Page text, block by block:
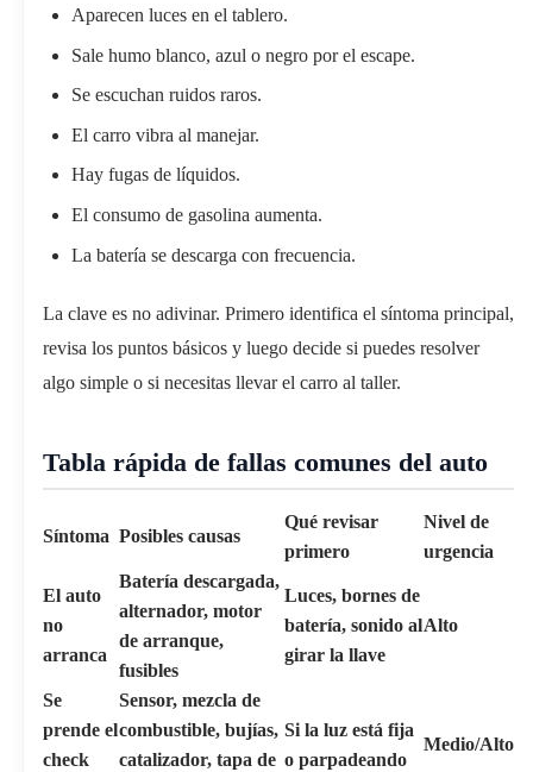
Aparecen luces en el tablero.
Sale humo blanco, azul o negro por el escape.
Se escuchan ruidos raros.
El carro vibra al manejar.
Hay fugas de líquidos.
El consumo de gasolina aumenta.
La batería se descarga con frecuencia.
La clave es no adivinar. Primero identifica el síntoma principal,
revisa los puntos básicos y luego decide si puedes resolver
algo simple o si necesitas llevar el carro al taller.
Tabla rápida de fallas comunes del auto
Síntoma Posibles causas
Qué revisar
primero
Nivel de
urgencia
El auto
no
arranca
Batería descargada,
alternador, motor
de arranque,
fusibles
Luces, bornes de
batería, sonido al
girar la llave
Alto
Se
prende el
check
Sensor, mezcla de
combustible, bujías,
catalizador, tapa de
Si la luz está fija
o parpadeando
Medio/Alto